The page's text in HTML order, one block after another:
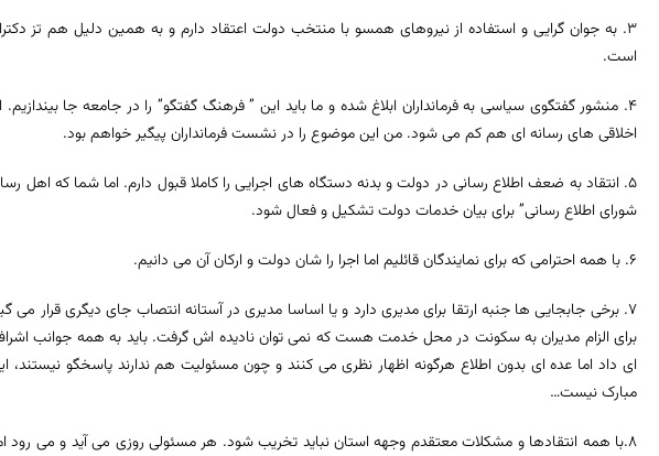
3. به جوان گرایی و استفاده از نیروهای همسو با منتخب دولت اعتقاد دارم و به همین دلیل هم تز
است.
4. منشور گفتگوی سیاسی به فرمانداران ابلاغ شده و ما باید این ” فرهنگ گفتگو” را در جامعه جا
اخلاقی های رسانه ای هم کم می شود. من این موضوع را در نشست فرمانداران پیگیر خواهم بود.
5. انتقاد به ضعف اطلاع رسانی در دولت و بدنه دستگاه های اجرایی را کاملا قبول دارم. اما شما که اهل
شورای اطلاع رسانی” برای بیان خدمات دولت تشکیل و فعال شود.
6. با همه احترامی که برای نمایندگان قائلیم اما اجرا را شان دولت و ارکان آن می دانیم.
7. برخی جابجایی ها جنبه ارتقا برای مدیری دارد و یا اساسا مدیری در آستانه انتصاب جای دیگری قرار
برای الزام مدیران به سکونت در محل خدمت هست که نمی توان نادیده اش گرفت. باید به همه جوانب
ای داد اما عده ای بدون اطلاع هرگونه اظهار نظری می کنند و چون مسئولیت هم ندارند پاسخگو نیستند،
مبارک نیست…
8.با همه انتقادها و مشکلات معتقدم وجهه استان نباید تخریب شود. هر مسئولی روزی می آید و می رود